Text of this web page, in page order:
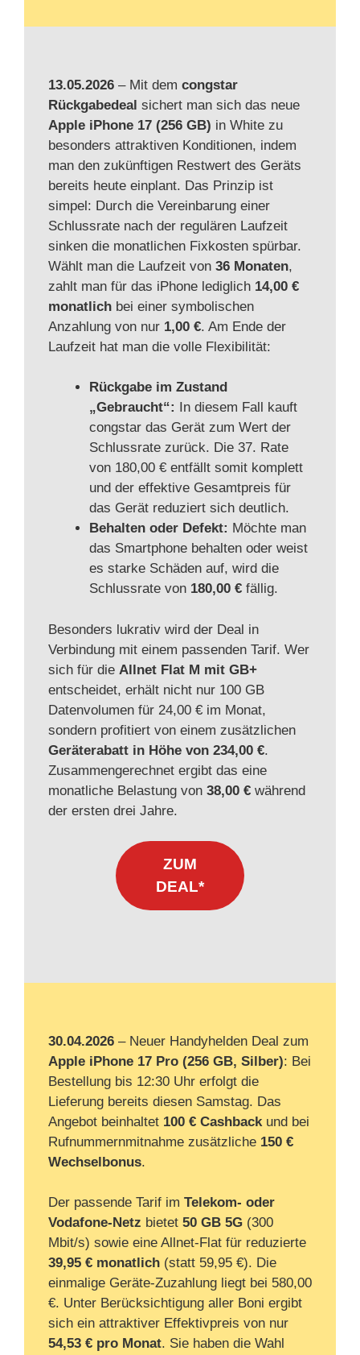
13.05.2026 – Mit dem congstar
Rückgabedeal sichert man sich das neue
Apple iPhone 17 (256 GB) in White zu
besonders attraktiven Konditionen, indem
man den zukünftigen Restwert des Geräts
bereits heute einplant. Das Prinzip ist
simpel: Durch die Vereinbarung einer
Schlussrate nach der regulären Laufzeit
sinken die monatlichen Fixkosten spürbar.
Wählt man die Laufzeit von 36 Monaten,
zahlt man für das iPhone lediglich 14,00 €
monatlich bei einer symbolischen
Anzahlung von nur 1,00 €. Am Ende der
Laufzeit hat man die volle Flexibilität:
Rückgabe im Zustand
„Gebraucht“: In diesem Fall kauft
congstar das Gerät zum Wert der
Schlussrate zurück. Die 37. Rate
von 180,00 € entfällt somit komplett
und der effektive Gesamtpreis für
das Gerät reduziert sich deutlich.
Behalten oder Defekt: Möchte man
das Smartphone behalten oder weist
es starke Schäden auf, wird die
Schlussrate von 180,00 € fällig.
Besonders lukrativ wird der Deal in
Verbindung mit einem passenden Tarif. Wer
sich für die Allnet Flat M mit GB+
entscheidet, erhält nicht nur 100 GB
Datenvolumen für 24,00 € im Monat,
sondern profitiert von einem zusätzlichen
Geräterabatt in Höhe von 234,00 €.
Zusammengerechnet ergibt das eine
monatliche Belastung von 38,00 € während
der ersten drei Jahre.
ZUM
DEAL*
30.04.2026 – Neuer Handyhelden Deal zum
Apple iPhone 17 Pro (256 GB, Silber): Bei
Bestellung bis 12:30 Uhr erfolgt die
Lieferung bereits diesen Samstag. Das
Angebot beinhaltet 100 € Cashback und bei
Rufnummernmitnahme zusätzliche 150 €
Wechselbonus.
Der passende Tarif im Telekom- oder
Vodafone-Netz bietet 50 GB 5G (300
Mbit/s) sowie eine Allnet-Flat für reduzierte
39,95 € monatlich (statt 59,95 €). Die
einmalige Geräte-Zuzahlung liegt bei 580,00
€. Unter Berücksichtigung aller Boni ergibt
sich ein attraktiver Effektivpreis von nur
54,53 € pro Monat. Sie haben die Wahl